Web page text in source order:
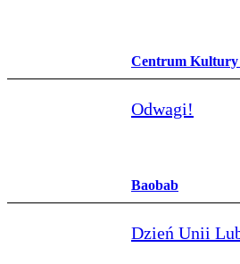
Centrum
Odwagi!
Baobab
Dzień Unii